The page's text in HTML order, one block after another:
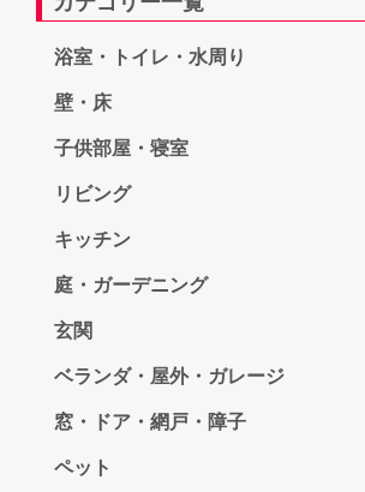
浴室・トイレ・水周り
壁・床
子供部屋・寝室
リビング
キッチン
庭・ガーデニング
玄関
ベランダ・屋外・ガレージ
窓・ドア・網戸・障子
ペット